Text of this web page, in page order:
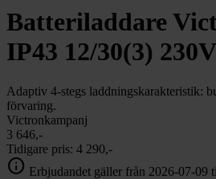
Batteriladdare
IP43 12/30(3) 230V
Adaptiv 4-stegs laddningskarakteristik:
förvaring.
Victronkampanj
3 646,-
Tidigare pris: 4 290,-
info Erbjudandet gäller från 2026-07-09